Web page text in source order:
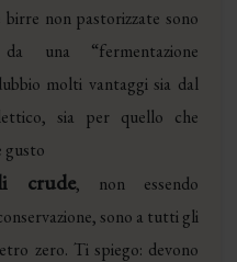
non pastorizzate sono
una “fermentazione
molti vantaggi sia dal
sia per quello che
gusto
crude, non essendo
sono a tutti gli
zero. Ti spiego: devono